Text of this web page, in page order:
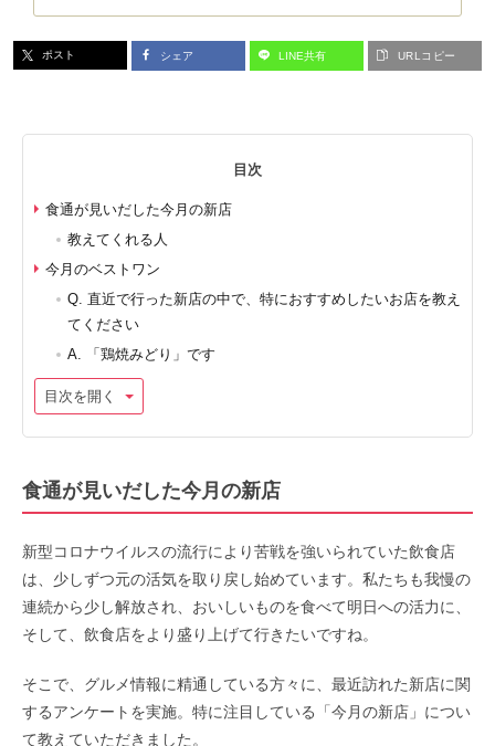
ポスト シェア LINE共有 URLコピー
目次
食通が見いだした今月の新店
教えてくれる人
今月のベストワン
Q. 直近で行った新店の中で、特におすすめしたいお店を教え
てください
A. 「鶏焼みどり」です
目次を開く
食通が見いだした今月の新店
新型コロナウイルスの流行により苦戦を強いられていた飲食店
は、少しずつ元の活気を取り戻し始めています。私たちも我慢の
連続から少し解放され、おいしいものを食べて明日への活力に、
そして、飲食店をより盛り上げて行きたいですね。
そこで、グルメ情報に精通している方々に、最近訪れた新店に関
するアンケートを実施。特に注目している「今月の新店」につい
て教えていただきました。